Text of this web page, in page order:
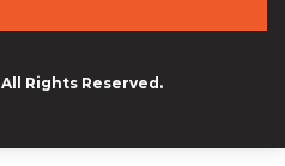
All Rights Reserved.